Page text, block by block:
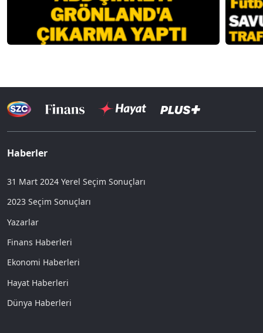
Haberler
31 Mart 2024 Yerel Seçim Sonuçları
2023 Seçim Sonuçları
Yazarlar
Finans Haberleri
Ekonomi Haberleri
Hayat Haberleri
Dünya Haberleri